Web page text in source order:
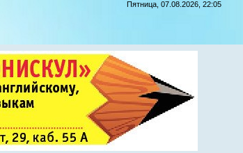
Пятница, 07.08.2026, 22:05